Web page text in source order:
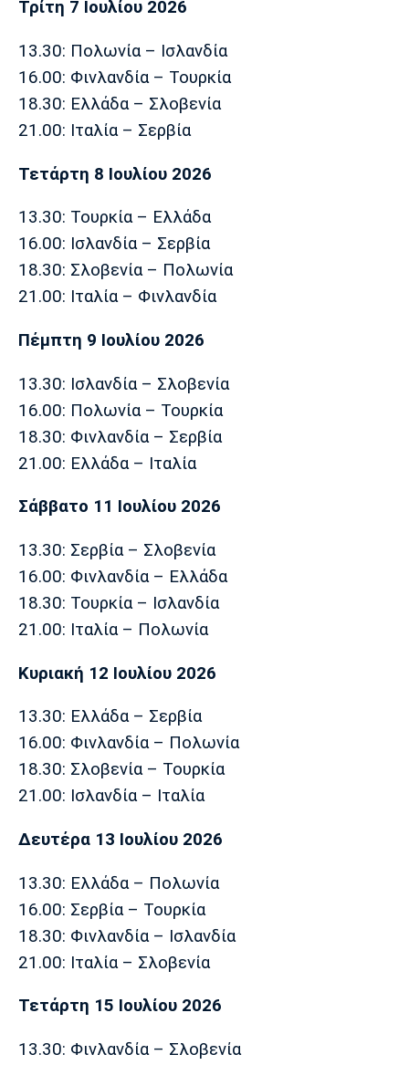
Τρίτη 7 Ιουλίου 2026
13.30: Πολωνία – Ισλανδία
16.00: Φινλανδία – Τουρκία
18.30: Ελλάδα – Σλοβενία
21.00: Ιταλία – Σερβία
Τετάρτη 8 Ιουλίου 2026
13.30: Τουρκία – Ελλάδα
16.00: Ισλανδία – Σερβία
18.30: Σλοβενία – Πολωνία
21.00: Ιταλία – Φινλανδία
Πέμπτη 9 Ιουλίου 2026
13.30: Ισλανδία – Σλοβενία
16.00: Πολωνία – Τουρκία
18.30: Φινλανδία – Σερβία
21.00: Ελλάδα – Ιταλία
Σάββατο 11 Ιουλίου 2026
13.30: Σερβία – Σλοβενία
16.00: Φινλανδία – Ελλάδα
18.30: Τουρκία – Ισλανδία
21.00: Ιταλία – Πολωνία
Κυριακή 12 Ιουλίου 2026
13.30: Ελλάδα – Σερβία
16.00: Φινλανδία – Πολωνία
18.30: Σλοβενία – Τουρκία
21.00: Ισλανδία – Ιταλία
Δευτέρα 13 Ιουλίου 2026
13.30: Ελλάδα – Πολωνία
16.00: Σερβία – Τουρκία
18.30: Φινλανδία – Ισλανδία
21.00: Ιταλία – Σλοβενία
Τετάρτη 15 Ιουλίου 2026
13.30: Φινλανδία – Σλοβενία